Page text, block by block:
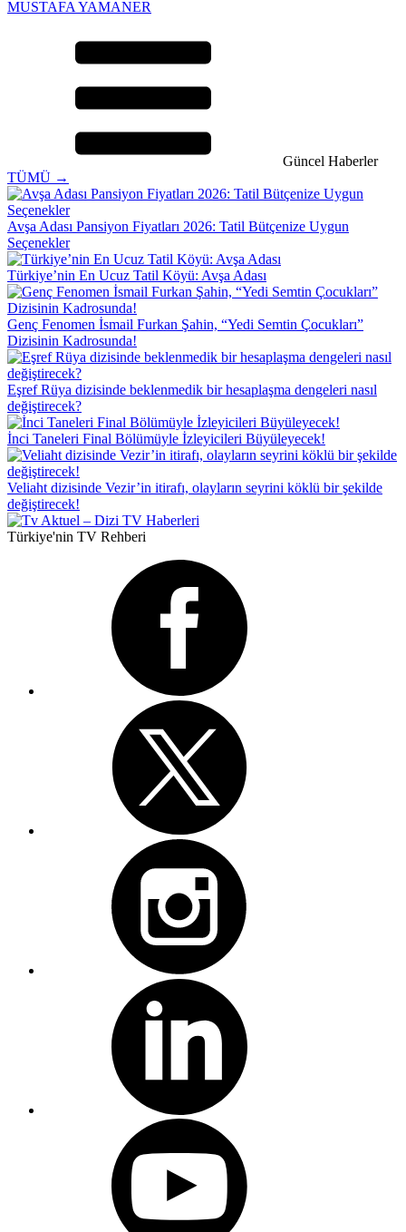
MUSTAFA YAMANER
Güncel Haberler
TÜMÜ →
Avşa Adası Pansiyon Fiyatları 2026: Tatil Bütçenize Uygun
Seçenekler
Türkiye’nin En Ucuz Tatil Köyü: Avşa Adası
Genç Fenomen İsmail Furkan Şahin, “Yedi Semtin Çocukları”
Dizisinin Kadrosunda!
Eşref Rüya dizisinde beklenmedik bir hesaplaşma dengeleri nasıl
değiştirecek?
İnci Taneleri Final Bölümüyle İzleyicileri Büyüleyecek!
Veliaht dizisinde Vezir’in itirafı, olayların seyrini köklü bir şekilde
değiştirecek!
Türkiye'nin TV Rehberi